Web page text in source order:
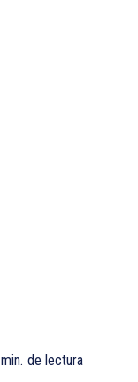
min. de lectura